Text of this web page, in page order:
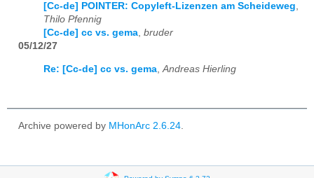
[Cc-de] POINTER: Copyleft-Lizenzen am Scheideweg,
Thilo Pfennig
[Cc-de] cc vs. gema, bruder
05/12/27
Re: [Cc-de] cc vs. gema Andreas Hierling
Archive powered by MHonArc 2.6.24.